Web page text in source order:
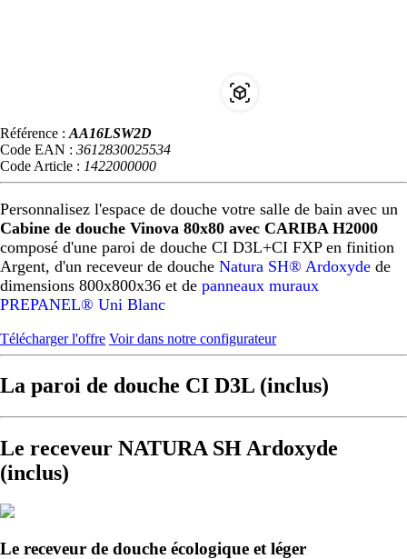
Référence : AA16LSW2D
Code EAN : 3612830025534
Code Article : 1422000000
Personnalisez l'espace de douche votre salle de bain avec un
Cabine de douche Vinova 80x80 avec CARIBA H2000
composé d'une paroi de douche CI D3L+CI FXP en finition
Argent, d'un receveur de douche Natura SH® Ardoxyde de
dimensions 800x800x36 et de panneaux muraux
PREPANEL® Uni Blanc
Télécharger l'offre Voir dans notre configurateur
La paroi de douche CI D3L (inclus)
Le receveur NATURA SH Ardoxyde
(inclus)
Le receveur de douche écologique et léger